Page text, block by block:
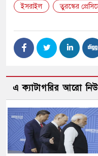
ইসরাইল
তুরস্কের
এ ক্যাটাগরির আরো